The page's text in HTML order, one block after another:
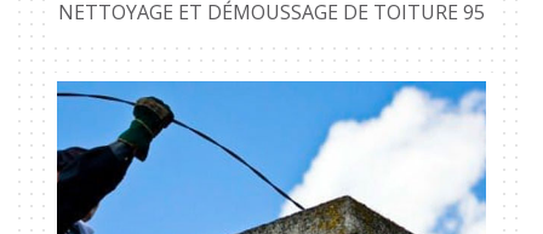
NETTOYAGE ET DÉMOUSSAGE DE TOITURE 95